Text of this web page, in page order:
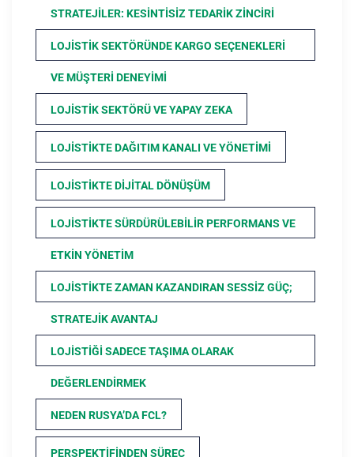
STRATEJILER: KESINTISIZ TEDARIK ZINCIRI
LOJISTIK SEKTÖRÜNDE KARGO SEÇENEKLERI
VE MÜŞTERI DENEYIMI
LOJISTIK SEKTÖRÜ VE YAPAY ZEKA
LOJISTIKTE DAĞITIM KANALI VE YÖNETIMI
LOJISTIKTE DIJITAL DÖNÜŞÜM
LOJISTIKTE SÜRDÜRÜLEBILIR PERFORMANS VE
ETKIN YÖNETIM
LOJISTIKTE ZAMAN KAZANDIRAN SESSIZ GÜÇ;
STRATEJIK AVANTAJ
LOJISTIĞI SADECE TAŞIMA OLARAK
DEĞERLENDIRMEK
NEDEN RUSYA’DA FCL?
PERSPEKTIFINDEN SÜREÇ